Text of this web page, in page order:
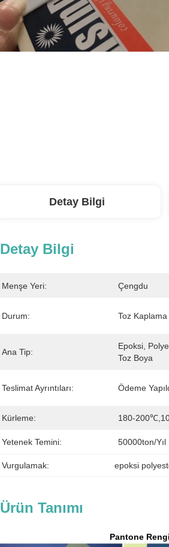
Detay Bilgi
Detay Bilgi
Menşe Yeri: Çengdu
Durum: Toz Kaplama
Ana Tip:
Epoksi,
Toz Boya
Teslimat Ayrıntıları: Ödeme
Kürleme: 180-
Yetenek Temini: 50000ton/yıl
Vurgulamak: epoksi
Ürün Tanımı
Pantone